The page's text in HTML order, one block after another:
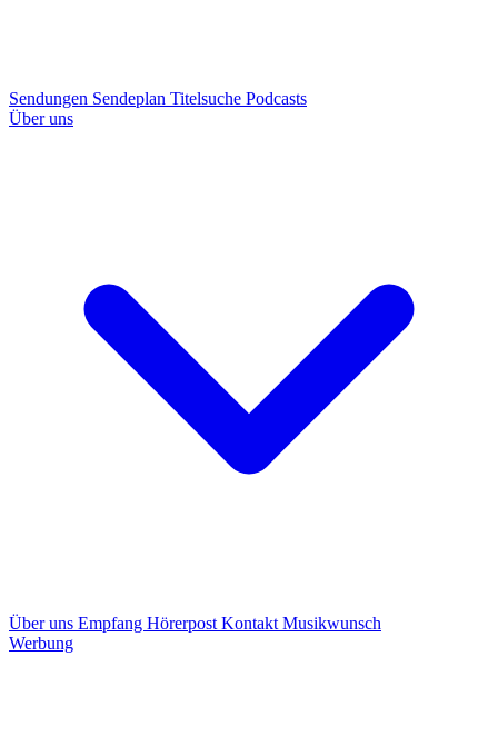
Sendungen Sendeplan Titelsuche Podcasts
Über uns
Über uns Empfang Hörerpost Kontakt Musikwunsch
Werbung